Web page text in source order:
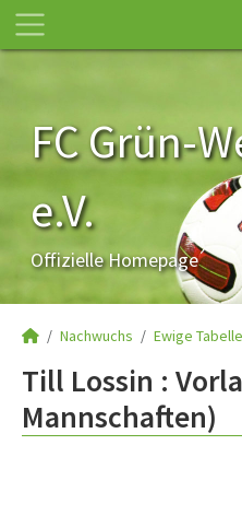
FC Grün-
e.V.
Offizielle Homepage
Nachwuchs Ewige Tabelle
Till Lossin :
Mannschaften)